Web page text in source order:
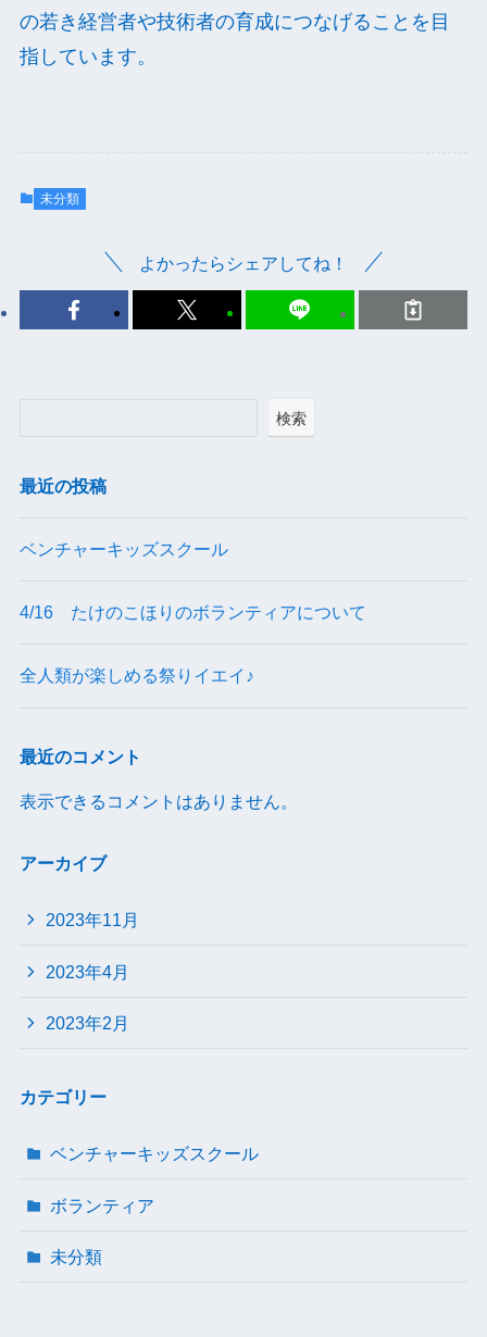
の若き経営者や技術者の育成につなげることを目
指しています。
未分類
よかったらシェアしてね！
検索
最近の投稿
ベンチャーキッズスクール
4/16 たけのこほりのボランティアについて
全人類が楽しめる祭りイエイ♪
最近のコメント
表示できるコメントはありません。
アーカイブ
2023年11月
2023年4月
2023年2月
カテゴリー
ベンチャーキッズスクール
ボランティア
未分類